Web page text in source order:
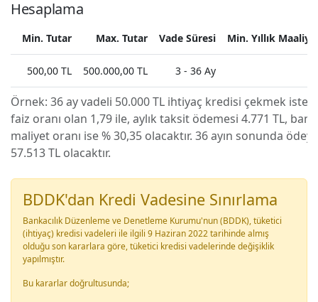
Hesaplama
Örnek: 36 ay vadeli 50.000 TL ihtiyaç kredisi çekmek
faiz oranı olan 1,79 ile, aylık taksit ödemesi 4.771 TL,
maliyet oranı ise % 30,35 olacaktır. 36 ayın sonunda
57.513 TL olacaktır.
Min. Tutar Max. Tutar Vade Süresi Min. Yıllık
500,00 TL 500.000,00 TL 3 - 36 Ay
BDDK'dan Kredi Vadesine Sınırlama
Bankacılık Düzenleme ve Denetleme Kurumu'nun (BDDK), tüketici
(ihtiyaç) kredisi vadeleri ile ilgili 9 Haziran 2022 tarihinde almış
olduğu son kararlara göre, tüketici kredisi vadelerinde değişiklik
yapılmıştır.
Bu kararlar doğrultusunda;